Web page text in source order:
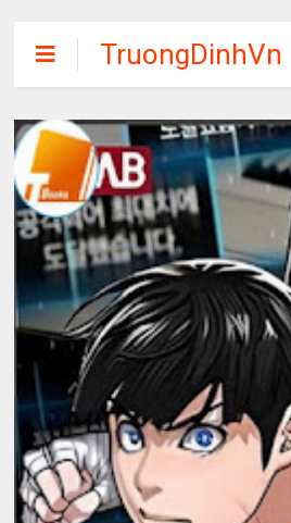
TruongDinhVn
Chia sẽ ebook,
các khóa học,
phần mềm học
tập miễn phí